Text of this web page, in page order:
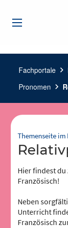
Fachportale chevron_right
Pronomen chevron_right
Themenseite im
Hier findest
Französisch!
Neben
Unterricht
Französisch